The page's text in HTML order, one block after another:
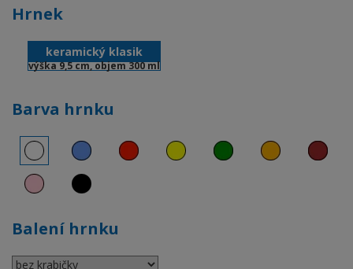
Hrnek
keramický klasik
výška 9,5 cm, objem 300 ml
Barva hrnku
Balení hrnku